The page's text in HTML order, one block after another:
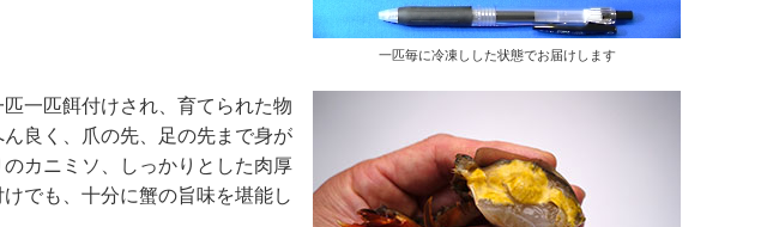
一匹毎に冷凍しした状態でお届けします
一匹餌付けされ、育てられた物
良く、爪の先、足の先まで身が
カニミソ、しっかりとした肉厚
でも、十分に蟹の旨味を堪能し